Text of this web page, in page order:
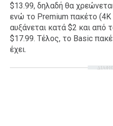
LIFE
Food
Body+Mind
Ταξίδια
$13.99, δηλαδή θα
ενώ το Premium πακέτο
αυξάνεται κατά $2 και από
$17.99. Τέλος, το Basic
έχει.